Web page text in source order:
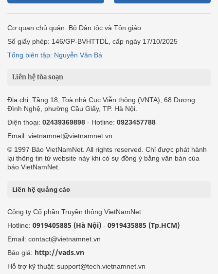
Cơ quan chủ quản: Bộ Dân tộc và Tôn giáo
Số giấy phép: 146/GP-BVHTTDL, cấp ngày 17/10/2025
Tổng biên tập: Nguyễn Văn Bá
Liên hệ tòa soạn
Địa chỉ: Tầng 18, Toà nhà Cục Viễn thông (VNTA), 68 Dương
Đình Nghệ, phường Cầu Giấy, TP. Hà Nội.
Điện thoại: 02439369898 - Hotline: 0923457788
Email: vietnamnet@vietnamnet.vn
© 1997 Báo VietNamNet. All rights reserved. Chỉ được phát hành
lại thông tin từ website này khi có sự đồng ý bằng văn bản của
báo VietNamNet.
Liên hệ quảng cáo
Công ty Cổ phần Truyền thông VietNamNet
Hotline: 0919405885 (Hà Nội) - 0919435885 (Tp.HCM)
Email: contact@vietnamnet.vn
Báo giá: http://vads.vn
Hỗ trợ kỹ thuật: support@tech.vietnamnet.vn